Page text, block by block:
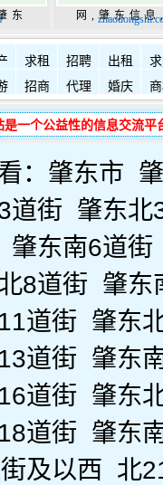
东
息
网,肇东信息
365,肇东
港
如何
求租 招聘 出租
招商 代理 婚庆
是一个公益性的信息交流
： 肇东市
道街 肇东北
肇东南6道街
8道街 肇东
道街 肇东
道街 肇东
道街 肇东
道街 肇东
及以西 北